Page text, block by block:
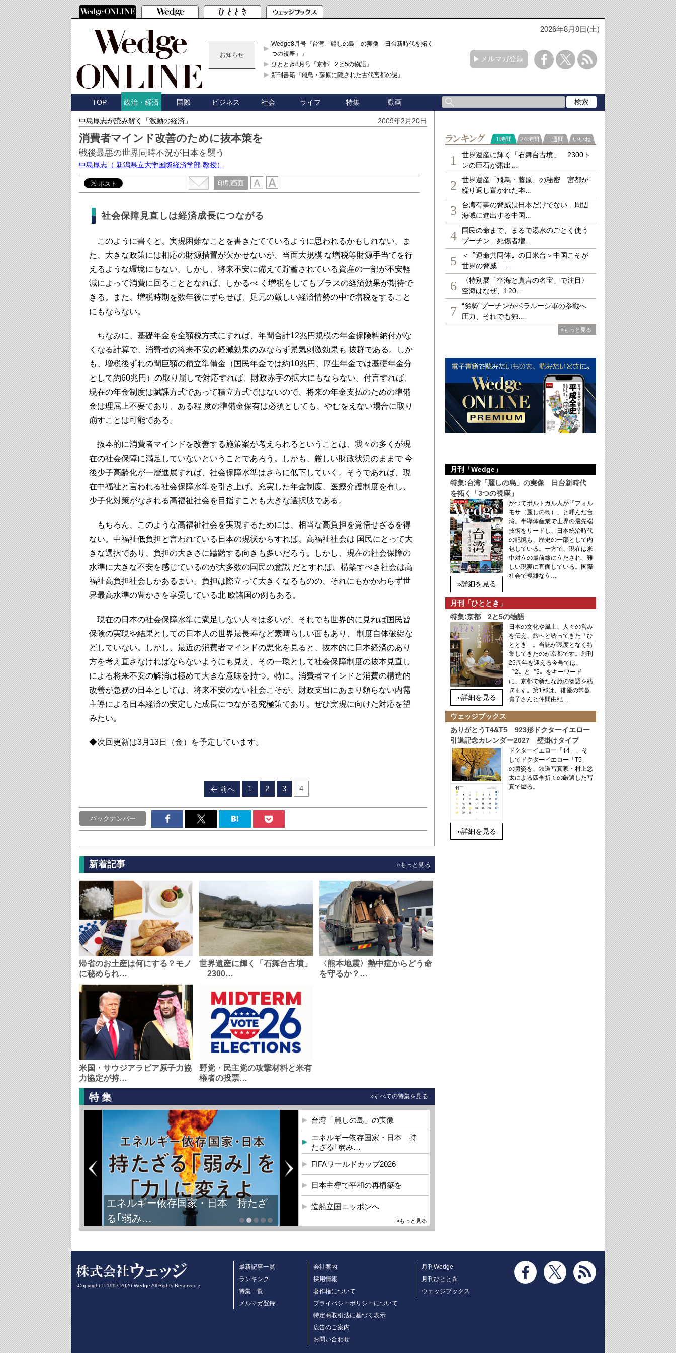
2026年8月8日(土)
お知らせ
Wedge8月号『台湾「麗しの島」の実像 日台新時代を拓く「3
つの視座」』
ひととき8月号『京都 2と5の物語』
新刊書籍『飛鳥・藤原に隠された古代宮都の謎』
メルマガ登録
TOP 政治・経済 国際 ビジネス 社会 ライフ 特集 動画
中島厚志が読み解く「激動の経済」 2009年2月20日
消費者マインド改善のために抜本策を
戦後最悪の世界同時不況が日本を襲う
中島厚志 （ 新潟県立大学国際経済学部 教授）
印刷画面
社会保障見直しは経済成長につながる
このように書くと、実現困難なことを書きたてているように思われるかもしれない。ま
た、大きな政策には相応の財源措置が欠かせないが、当面大規模 な増税等財源手当てを行
えるような環境にもない。しかし、将来不安に備えて貯蓄されている資産の一部が不安軽
減によって消費に回ることとなれば、しかるべ く増税をしてもプラスの経済効果が期待で
きる。また、増税時期を数年後にずらせば、足元の厳しい経済情勢の中で増税をすること
にもならない。
ちなみに、基礎年金を全額税方式にすれば、年間合計12兆円規模の年金保険料納付がな
くなる計算で、消費者の将来不安の軽減効果のみならず景気刺激効果も 抜群である。しか
も、増税後ずれの間巨額の積立準備金（国民年金では約10兆円、厚生年金では基礎年金分
として約60兆円）の取り崩しで対応すれば、財政赤字の拡大にもならない。付言すれば、
現在の年金制度は賦課方式であって積立方式ではないので、将来の年金支払のための準備
金は理屈上不要であり、ある程 度の準備金保有は必須としても、やむをえない場合に取り
崩すことは可能である。
抜本的に消費者マインドを改善する施策案が考えられるということは、我々の多くが現
在の社会保障に満足していないということであろう。しかも、厳しい財政状況のままで 今
後少子高齢化が一層進展すれば、社会保障水準はさらに低下していく。そうであれば、現
在中福祉と言われる社会保障水準を引き上げ、充実した年金制度、医療介護制度を有し、
少子化対策がなされる高福祉社会を目指すことも大きな選択肢である。
もちろん、このような高福祉社会を実現するためには、相当な高負担を覚悟せざるを得
ない。中福祉低負担と言われている日本の現状からすれば、高福祉社会は 国民にとって大
きな選択であり、負担の大きさに躊躇する向きも多いだろう。しかし、現在の社会保障の
水準に大きな不安を感じているのが大多数の国民の意識 だとすれば、構築すべき社会は高
福祉高負担社会しかあるまい。負担は際立って大きくなるものの、それにもかかわらず世
界最高水準の豊かさを享受している北 欧諸国の例もある。
現在の日本の社会保障水準に満足しない人々は多いが、それでも世界的に見れば国民皆
保険の実現や結果としての日本人の世界最長寿など素晴らしい面もあり、 制度自体破綻な
どしていない。しかし、最近の消費者マインドの悪化を見ると、抜本的に日本経済のあり
方を考え直さなければならないようにも見え、その一環として社会保障制度の抜本見直し
による将来不安の解消は極めて大きな意味を持つ。特に、消費者マインドと消費の構造的
改善が急務の日本としては、将来不安のない社会こそが、財政支出にあまり頼らない内需
主導による日本経済の安定した成長につながる究極策であり、ぜひ実現に向けた対応を望
みたい。
◆次回更新は3月13日（金）を予定しています。
前へ 1 2 3 4
バックナンバー
新着記事 »もっと見る
帰省のお土産は何にする？モノ
に秘められ…
世界遺産に輝く「石舞台古墳」
2300…
〈熊本地震〉熱中症からどう命
を守るか？…
米国・サウジアラビア原子力協
力協定が持…
野党・民主党の攻撃材料と米有
権者の投票…
特集 »すべての特集を見る
エネルギー依存国家・日本 持たざ
る｢弱み…
台湾「麗しの島」の実像
エネルギー依存国家・日本 持
たざる｢弱み…
FIFAワールドカップ2026
日本主導で平和の再構築を
造船立国ニッポンへ
»もっと見る
ランキング
1時間 24時間 1週間 いいね
1
世界遺産に輝く「石舞台古墳」 2300ト
ンの巨石が露出…
2
世界遺産「飛鳥・藤原」の秘密 宮都が
繰り返し置かれた本…
3
台湾有事の脅威は日本だけでない…周辺
海域に進出する中国…
4
国民の命まで、まるで湯水のごとく使う
プーチン…死傷者増…
5
＜〝運命共同体〟の日米台＞中国こそが
世界の脅威....…
6
〈特別展「空海と真言の名宝」で注目〉
空海はなぜ、120…
7
“劣勢”プーチンがベラルーシ軍の参戦へ
圧力、それでも独…
»もっと見る
月刊「Wedge」
特集:台湾「麗しの島」の実像 日台新時代
を拓く「3つの視座」
»詳細を見る
かつてポルトガル人が「フォル
モサ（麗しの島）」と呼んだ台
湾。半導体産業で世界の最先端
技術をリードし、日本統治時代
の記憶も、歴史の一部として内
包している。一方で、現在は米
中対立の最前線に立たされ、難
しい現実に直面している。国際
社会で複雑な立…
月刊「ひととき」
特集:京都 2と5の物語
»詳細を見る
日本の文化や風土、人々の営み
を伝え、旅へと誘ってきた「ひ
ととき」。当誌が幾度となく特
集してきたのが京都です。創刊
25周年を迎える今号では、
〝2〟と〝5〟をキーワード
に、京都で新たな旅の物語を紡
ぎます。第1部は、俳優の常盤
貴子さんと仲間由紀…
ウェッジブックス
ありがとうT4&T5 923形ドクターイエロー
引退記念カレンダー2027 壁掛けタイプ
»詳細を見る
ドクターイエロー「T4」、そ
してドクターイエロー「T5」
の勇姿を、鉄道写真家・村上悠
太による四季折々の厳選した写
真で綴る。
‹Copyright © 1997-2026 Wedge All Rights Reserved.›
最新記事一覧
ランキング
特集一覧
メルマガ登録
会社案内
採用情報
著作権について
プライバシーポリシーについて
特定商取引法に基づく表示
広告のご案内
お問い合わせ
月刊Wedge
月刊ひととき
ウェッジブックス